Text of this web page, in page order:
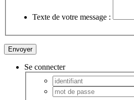
Texte de votre message :
Se connecter